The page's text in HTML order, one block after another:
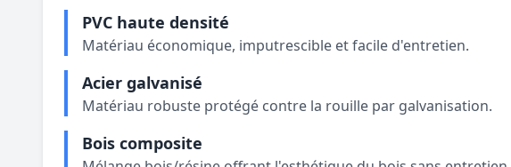
PVC haute densité
Matériau économique, imputrescible et facile d'entretien.
Acier galvanisé
Matériau robuste protégé contre la rouille par galvanisation.
Bois composite